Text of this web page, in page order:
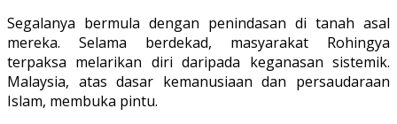
Segalanya bermula dengan penindasan di tanah asal
mereka. Selama berdekad, masyarakat Rohingya
terpaksa melarikan diri daripada keganasan sistemik.
Malaysia, atas dasar kemanusiaan dan persaudaraan
Islam, membuka pintu.